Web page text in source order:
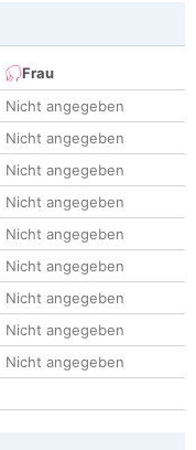
Frau
Nicht angegeben
Nicht angegeben
Nicht angegeben
Nicht angegeben
Nicht angegeben
Nicht angegeben
Nicht angegeben
Nicht angegeben
Nicht angegeben